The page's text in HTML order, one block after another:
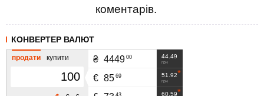
коментарів.
КОНВЕРТЕР ВАЛЮТ
продати купити 44.49
грн
₴ 4449 00
51.92
грн
€ 85 69
60.59
43